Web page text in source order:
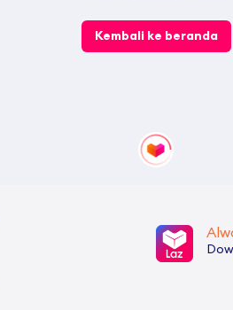
Kembali ke beranda